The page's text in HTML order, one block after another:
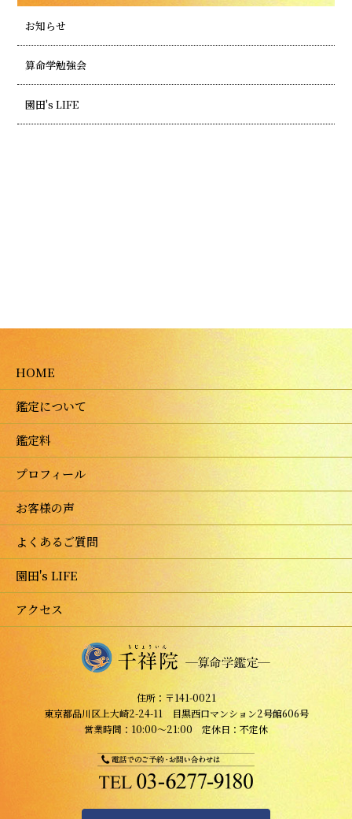
お知らせ
算命学勉強会
園田's LIFE
HOME
鑑定について
鑑定料
プロフィール
お客様の声
よくあるご質問
園田's LIFE
アクセス
住所：〒141-0021
東京都品川区上大崎2-24-11 目黒西口マンション2号館606号
営業時間：10:00～21:00 定休日：不定休